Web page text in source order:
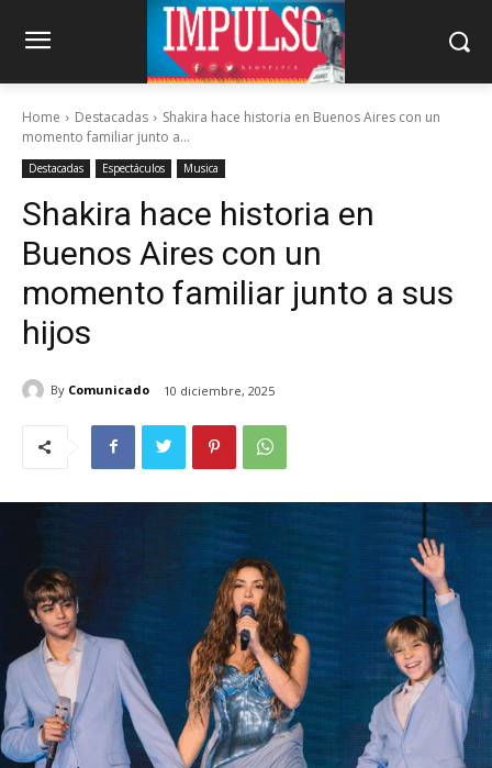
Home Destacadas
Shakira hace historia en Buenos Aires con un
momento familiar junto a...
Destacadas Espectáculos Musica
Shakira hace historia en
Buenos Aires con un
momento familiar junto a sus
hijos
By Comunicado 10 diciembre, 2025